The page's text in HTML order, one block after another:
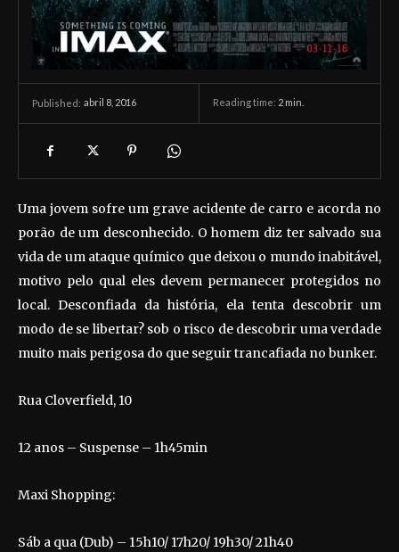
Published: abril 8, 2016 Reading time: 2 min.
Uma jovem sofre um grave acidente de carro e acorda no
porão de um desconhecido. O homem diz ter salvado sua
vida de um ataque químico que deixou o mundo inabitável,
motivo pelo qual eles devem permanecer protegidos no
local. Desconfiada da história, ela tenta descobrir um
modo de se libertar? sob o risco de descobrir uma verdade
muito mais perigosa do que seguir trancafiada no bunker.
Rua Cloverfield, 10
12 anos – Suspense – 1h45min
Maxi Shopping:
Sáb a qua (Dub) – 15h10/ 17h20/ 19h30/ 21h40